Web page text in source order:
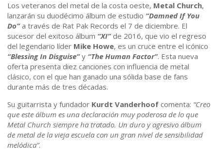
Los veteranos del metal de la costa oeste, Metal Church,
lanzarán su duodécimo álbum de estudio “Damned If You
Do”a través de Rat Pak Records el 7 de diciembre. El
sucesor del exitoso álbum “XI”de 2016, que vio el regreso
del legendario líder Mike Howe, es un cruce entre el icónico
“Blessing In Disguise”y “The Human Factor”. Esta nueva
oferta presenta diez canciones con influencia de metal
clásico, con el que han ganado una sólida base de fans
durante más de tres décadas.
Su guitarrista y fundador Kurdt Vanderhoof comenta: “Creo
que este álbum es una declaración muy poderosa de lo que
Metal Church siempre ha tratado. Un duro y agresivo álbum
de metal de la vieja escuela con un gran nivel de sensibilidad
melódica”.